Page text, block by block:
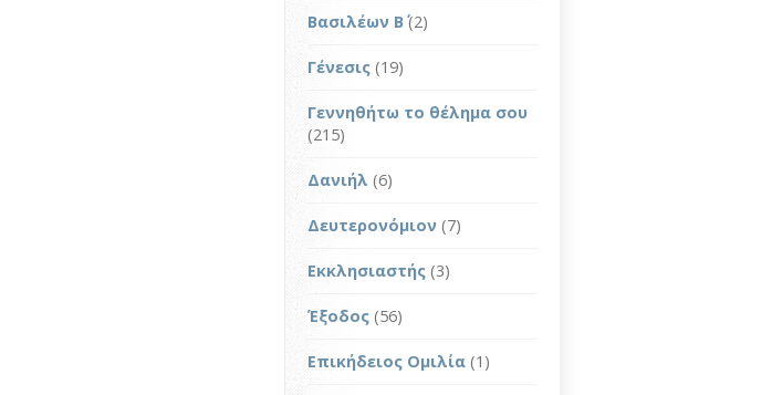
Βασιλέων Β΄ (2)
Γένεσις (19)
Γεννηθήτω το θέλημα σου
(215)
Δανιήλ (6)
Δευτερονόμιον (7)
Εκκλησιαστής (3)
Έξοδος (56)
Επικήδειος Ομιλία (1)